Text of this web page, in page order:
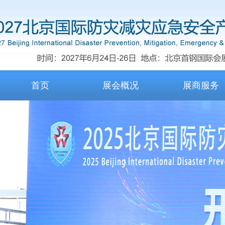
首页 展会概况 展商服务